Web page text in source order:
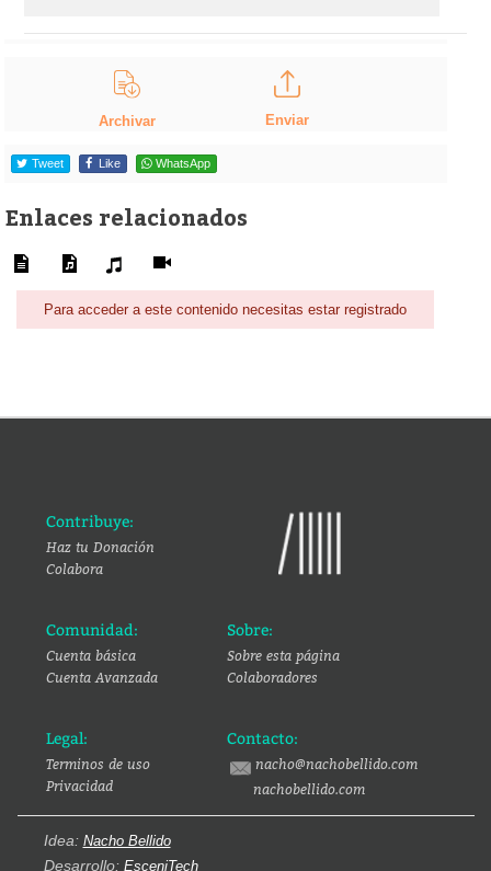
Archivar Enviar
Tweet Like WhatsApp
Enlaces relacionados
Para acceder a este contenido necesitas estar registrado
Contribuye:
Haz tu Donación
Colabora
Comunidad:
Cuenta básica
Cuenta Avanzada
Sobre:
Sobre esta página
Colaboradores
Legal:
Terminos de uso
Privacidad
Contacto:
nacho@nachobellido.com
nachobellido.com
Idea: Nacho Bellido
Desarrollo: EsceniTech